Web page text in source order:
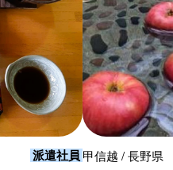
派遣社員 甲信越 / 長野県